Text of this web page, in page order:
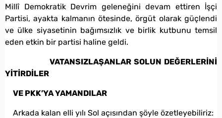
Millî Demokratik Devrim geleneğini devam ettiren İşçi
Partisi, ayakta kalmanın ötesinde, örgüt olarak güçlendi
ve ülke siyasetinin bağımsızlık ve birlik kutbunu temsil
eden etkin bir partisi haline geldi.
VATANSIZLAŞANLAR SOLUN DEĞERLERİNİ
YİTİRDİLER
VE PKK’YA YAMANDILAR
Arkada kalan elli yılı Sol açısından şöyle özetleyebiliriz: